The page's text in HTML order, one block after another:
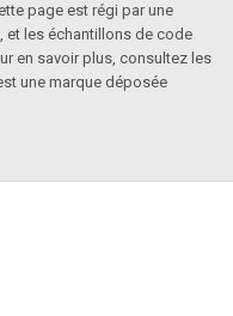
page est régi par une
, et les échantillons de code
en savoir plus, consultez les
une marque déposée